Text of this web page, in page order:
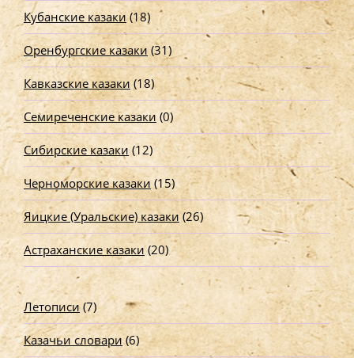
Кубанские казаки(18)
Оренбургские казаки (31)
Кавказские казаки (18)
Семиреченские казаки (0)
Сибирские казаки(12)
Черноморские казаки(15)
Яицкие (Уральские) казаки(26)
Астраханские казаки(20)
Летописи(7)
Казачьи словари(6)